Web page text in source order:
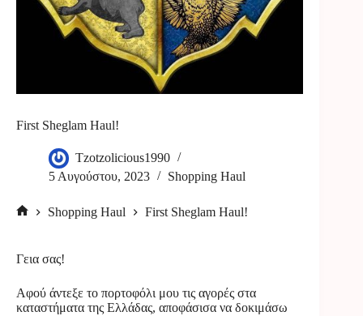
First Sheglam Haul!
Tzotzolicious1990
5 Αυγούστου, 2023
Shopping Haul
Shopping Haul First Sheglam Haul!
Γεια σας!
Αφού άντεξε το πορτοφόλι μου τις αγορές στα
καταστήματα της Ελλάδας, αποφάσισα να δοκιμάσω